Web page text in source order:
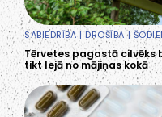
SABIEDRĪBA|DROŠĪBA|
Tērvetes pagastā cilvēks
tikt lejā no mājiņas kokā